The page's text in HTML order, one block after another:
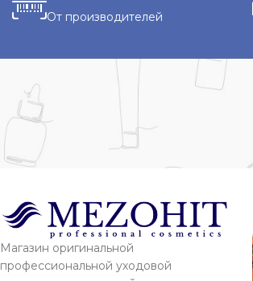
От производителей
Магазин оригинальной
профессиональной уходовой